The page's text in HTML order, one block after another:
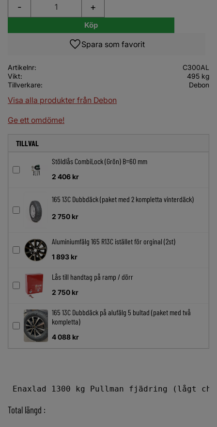
+
-
Köp
Lägg till i favoriter
Artikelnr
C300AL
Vikt
495 kg
Tillverkare
Debon
Visa alla produkter från Debon
Ge ett omdöme!
TILLVAL
Stöldlås CombiLock (Grön) B=60 mm
2 406 kr
165 13C Dubbdäck (paket med 2 kompletta vinterdäck)
2 750 kr
Aluminiumfälg 165 R13C istället för orginal (2st)
1 893 kr
Lås till handtag på ramp / dörr
2 750 kr
165 13C Dubbdäck på alufälg 5 bultad (paket med två
kompletta)
4 088 kr
Enaxlad 1300 kg Pullman fjädring (lågt
Total längd :